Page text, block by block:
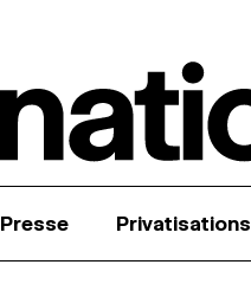
Presse Privatisations